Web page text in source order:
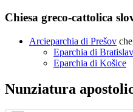
Chiesa greco-cattolica
Arcieparchia di Prešov
Eparchia di
Eparchia di Košice
Nunziatura